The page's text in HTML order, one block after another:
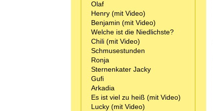
Olaf
Henry (mit Video)
Benjamin (mit Video)
Welche ist die Niedlichste?
Chili (mit Video)
Schmusestunden
Ronja
Sternenkater Jacky
Gufi
Arkadia
Es ist viel zu heiß (mit Video)
Lucky (mit Video)